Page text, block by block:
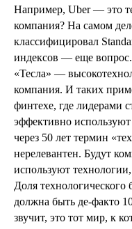
Например, Uber — это
компания? На самом
классифицировал
индексов — еще вопрос.
«Тесла» —
компания. И таких
финтехе, где лидерами
эффективно
через 50 лет термин
нерелевантен. Будут
используют
Доля
должна быть де-факто
звучит, это тот мир, к